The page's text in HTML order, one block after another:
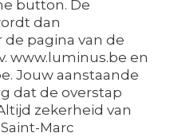
button. De
dan
pagina van de
www.luminus.be en
Jouw aanstaande
dat de overstap
zekerheid van
Marc